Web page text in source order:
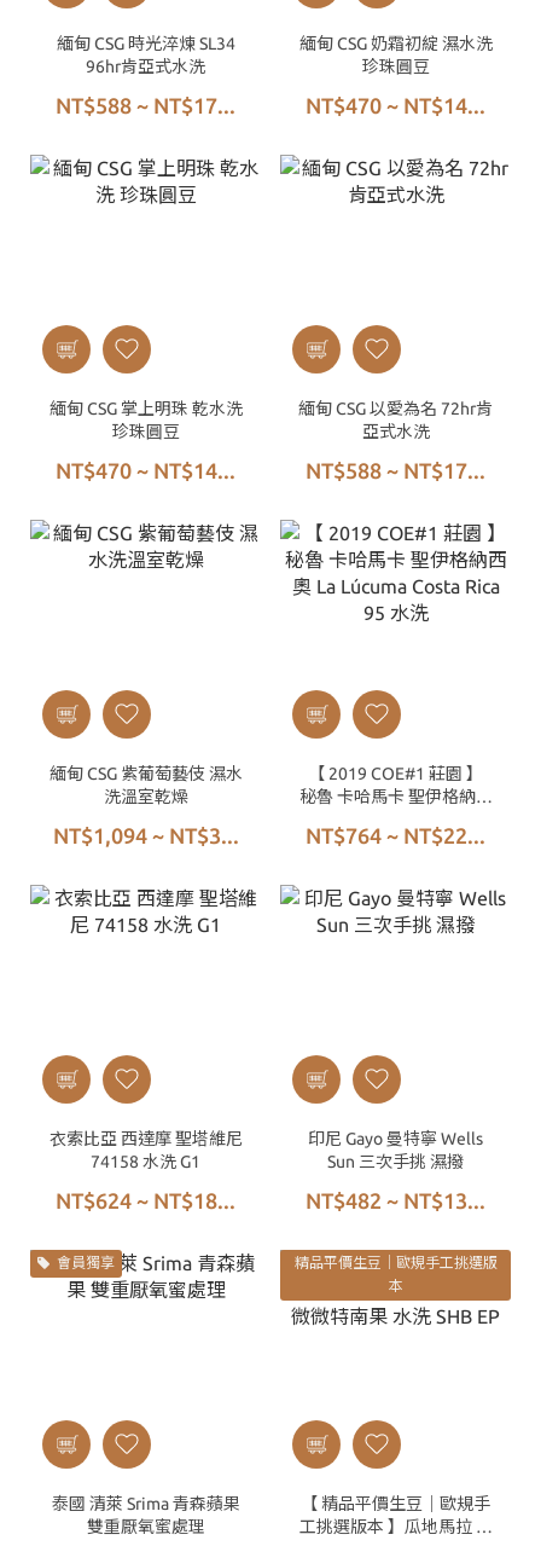
緬甸 CSG 時光淬煉 SL34
96hr肯亞式水洗
NT$588 ~ NT$17...
緬甸 CSG 奶霜初綻 濕水洗
珍珠圓豆
NT$470 ~ NT$14...
緬甸 CSG 掌上明珠 乾水洗
珍珠圓豆
NT$470 ~ NT$14...
緬甸 CSG 以愛為名 72hr肯
亞式水洗
NT$588 ~ NT$17...
緬甸 CSG 紫葡萄藝伎 濕水
洗溫室乾燥
NT$1,094 ~ NT$3...
【 2019 COE#1 莊園 】
秘魯 卡哈馬卡 聖伊格納西
95 水洗
NT$764 ~ NT$22...
衣索比亞 西達摩 聖塔維尼
74158 水洗 G1
NT$624 ~ NT$18...
印尼 Gayo 曼特寧 Wells
Sun 三次手挑 濕撥
NT$482 ~ NT$13...
會員獨享
泰國 清萊 Srima 青森蘋果
雙重厭氧蜜處理
精品平價生豆｜歐規手工挑選版
本
【 精品平價生豆｜歐規手
工挑選版本 】瓜地馬拉 微